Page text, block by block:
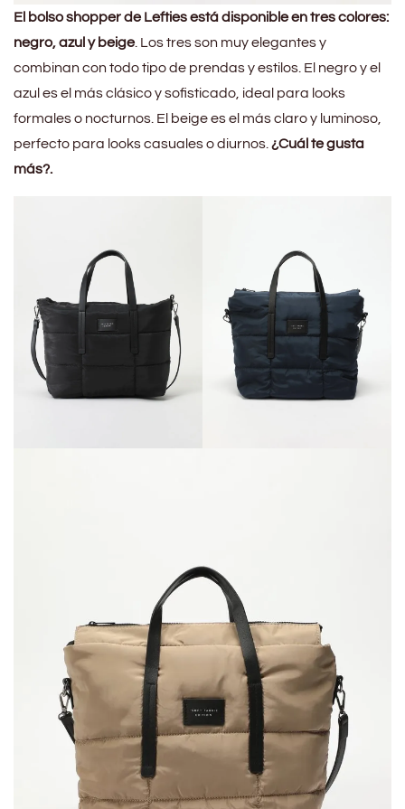
El bolso shopper de Lefties está disponible en tres colores:
negro, azul y beige. Los tres son muy elegantes y
combinan con todo tipo de prendas y estilos. El negro y el
azul es el más clásico y sofisticado, ideal para looks
formales o nocturnos. El beige es el más claro y luminoso,
perfecto para looks casuales o diurnos. ¿Cuál te gusta
más?.